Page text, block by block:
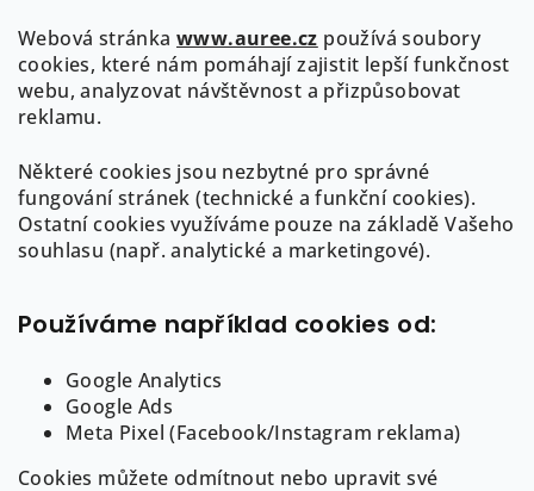
Webová stránka www.auree.cz používá soubory
cookies, které nám pomáhají zajistit lepší funkčnost
webu, analyzovat návštěvnost a přizpůsobovat
reklamu.
Některé cookies jsou nezbytné pro správné
fungování stránek (technické a funkční cookies).
Ostatní cookies využíváme pouze na základě Vašeho
souhlasu (např. analytické a marketingové).
Používáme například cookies od:
Google Analytics
Google Ads
Meta Pixel (Facebook/Instagram reklama)
Cookies můžete odmítnout nebo upravit své
Další článek
p
a
Kontakt
info@auree.cz
722 21 21 92
Informace pro Vás
O AUREE